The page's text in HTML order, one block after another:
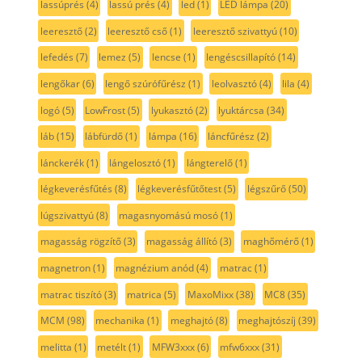
lassúprés (4) lassú prés (4) led(1) LED lámpa (20)
leeresztő(2) leeresztő cső(1) leeresztő szivattyú(10)
lefedés (7) lemez (5) lencse (1) lengéscsillapító(14)
lengőkar(6) lengő szúrófűrész (1) leolvasztó(4) lila (4)
logó(5) LowFrost(5) lyukasztó(2) lyuktárcsa (34)
láb(15) lábfürdő(1) lámpa (16) láncfűrész (2)
lánckerék(1) lángelosztó(1) lángterelő(1)
légkeverésfűtés (8) légkeverésfűtőtest(5) légszűrő(50)
lúgszivattyú(8) magasnyomású mosó(1)
magasság rögzítő(3) magasság állító(3) maghőmérő(1)
magnetron(1) magnézium anód(4) matrac(1)
matrac tiszító(3) matrica (5) MaxoMixx(38) MC8(35)
MCM (98) mechanika (1) meghajtó(8) meghajtószíj (39)
melitta (1) metélt(1) MFW3xxx(6) mfw6xxx(31)